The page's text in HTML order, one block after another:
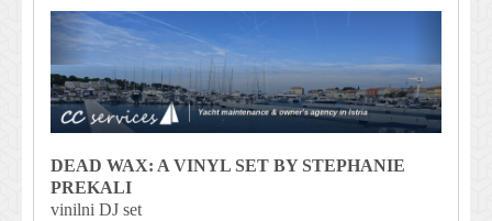
DEAD WAX: A VINYL SET BY STEPHANIE
PREKALI
vinilni DJ set